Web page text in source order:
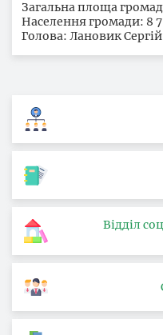
Загальна площа
Населення громади: 8
Голова: Лановик
Відділ